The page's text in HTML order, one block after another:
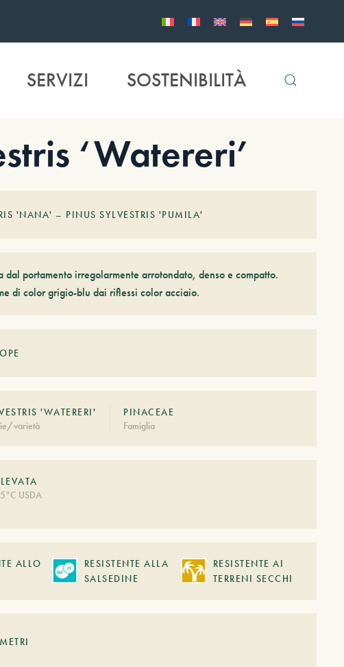
SERVIZI SOSTENIBILITÀ
‘Watereri’
'NANA' – PINUS SYLVESTRIS 'PUMILA'
dal portamento irregolarmente arrotondato, denso e compatto.
di color grigio-blu dai riflessi color acciaio.
'WATERERI'
varietà
PINACEAE
Famiglia
USDA
ALLO
RESISTENTE ALLA
SALSEDINE
RESISTENTE AI
TERRENI SECCHI
METRI